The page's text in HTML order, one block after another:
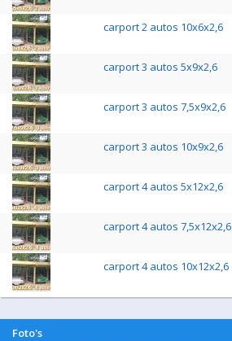
carport 2 autos 10x6x2,6
carport 3 autos 5x9x2,6
carport 3 autos 7,5x9x2,6
carport 3 autos 10x9x2,6
carport 4 autos 5x12x2,6
carport 4 autos 7,5x12x2,6
carport 4 autos 10x12x2,6
Foto's